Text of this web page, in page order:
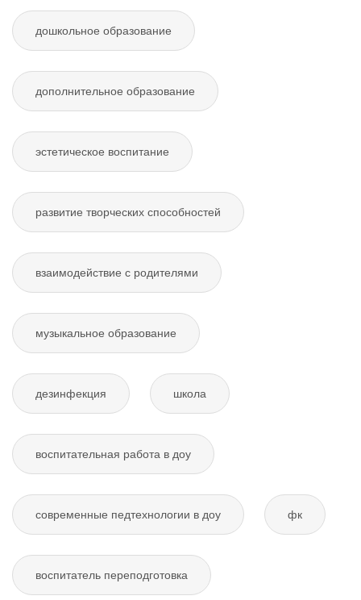
дошкольное образование
дополнительное образование
эстетическое воспитание
развитие творческих способностей
взаимодействие с родителями
музыкальное образование
дезинфекция школа
воспитательная работа в доу
современные педтехнологии в доу фк
воспитатель переподготовка